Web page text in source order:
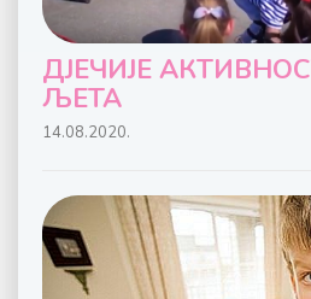
ДЈЕЧИЈЕ
ЉЕТА
14.08.2020.